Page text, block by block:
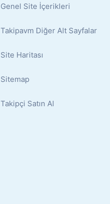
Genel Site İçerikleri
Takipavm Diğer Alt Sayfalar
Site Haritası
Sitemap
Takipçi Satın Al